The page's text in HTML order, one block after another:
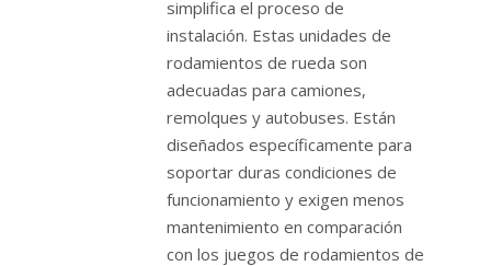
simplifica el proceso de
instalación. Estas unidades de
rodamientos de rueda son
adecuadas para camiones,
remolques y autobuses. Están
diseñados específicamente para
soportar duras condiciones de
funcionamiento y exigen menos
mantenimiento en comparación
con los juegos de rodamientos de